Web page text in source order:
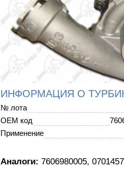
ИНФОРМАЦИЯ О
№ лота
OEM код
Применение
Аналоги: 7606980005,